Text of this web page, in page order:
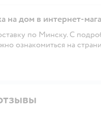
на дом в интернет-
по Минску. С
ознакомиться на